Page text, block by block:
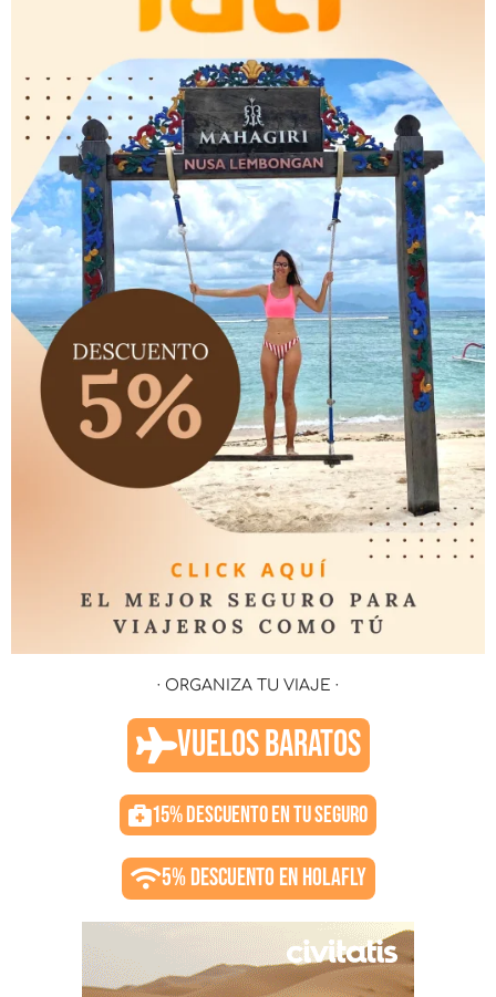
· ORGANIZA TU VIAJE ·
VUELOS BARATOS
15% DESCUENTO EN TU SEGURO
5% DESCUENTO EN HOLAFLY